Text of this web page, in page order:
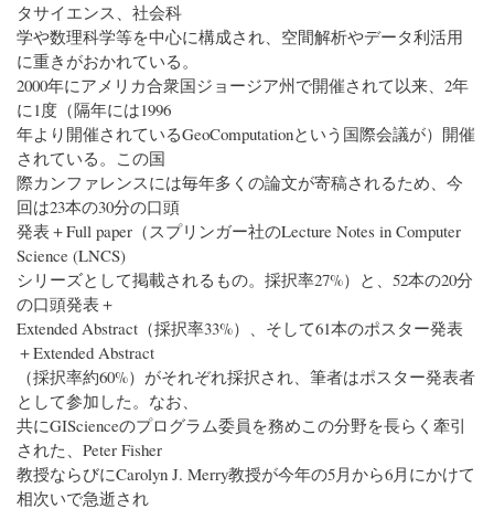
タサイエンス、社会科
学や数理科学等を中心に構成され、空間解析やデータ利活用
に重きがおかれている。
2000年にアメリカ合衆国ジョージア州で開催されて以来、2年
に1度（隔年には1996
年より開催されているGeoComputationという国際会議が）開催
されている。この国
際カンファレンスには毎年多くの論文が寄稿されるため、今
回は23本の30分の口頭
発表＋Full paper（スプリンガー社のLecture Notes in Computer
Science (LNCS)
シリーズとして掲載されるもの。採択率27%）と、52本の20分
の口頭発表＋
Extended Abstract（採択率33%）、そして61本のポスター発表
＋Extended Abstract
（採択率約60%）がそれぞれ採択され、筆者はポスター発表者
として参加した。なお、
共にGIScienceのプログラム委員を務めこの分野を長らく牽引
された、Peter Fisher
教授ならびにCarolyn J. Merry教授が今年の5月から6月にかけて
相次いで急逝され